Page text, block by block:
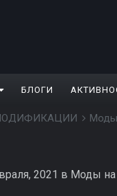
БЛОГИ
МОДИФИКАЦИИ
2021 в Моды на